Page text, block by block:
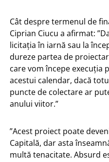
Cât despre termenul de
Ciprian Ciucu a afirmat:
licitația în iarnă sau la
dureze partea de
care vom începe execuția
acestui calendar, dacă
puncte de colectare ar
anului viitor.”
”Acest proiect poate
Capitală, dar asta
multă tenacitate. Absurd